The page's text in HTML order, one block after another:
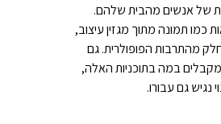
של אנשים מהבית שלהם.
כמו תמונה מתוך מגזין עיצוב,
מהתרבות הפופולרית. גם
מקבלים במה בתוכניות האלה,
נגיש גם עבורו.